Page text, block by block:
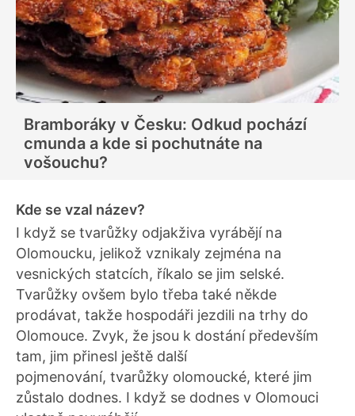
Bramboráky v Česku: Odkud pochází
cmunda a kde si pochutnáte na
vošouchu?
Kde se vzal název?
I když se tvarůžky odjakživa vyrábějí na
Olomoucku, jelikož vznikaly zejména na
vesnických statcích, říkalo se jim selské.
Tvarůžky ovšem bylo třeba také někde
prodávat, takže hospodáři jezdili na trhy do
Olomouce. Zvyk, že jsou k dostání především
tam, jim přinesl ještě další
pojmenování, tvarůžky olomoucké, které jim
zůstalo dodnes. I když se dodnes v Olomouci